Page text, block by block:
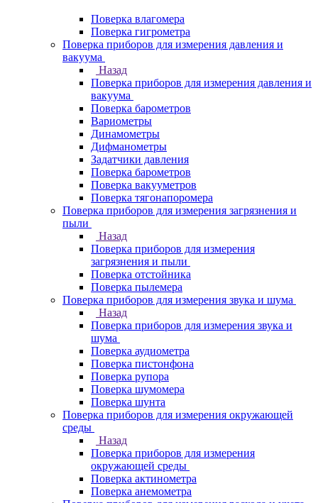
Поверка влагомера
Поверка гигрометра
Поверка приборов для измерения давления и
вакуума
Назад
Поверка приборов для измерения давления и
вакуума
Поверка барометров
Вариометры
Динамометры
Дифманометры
Задатчики давления
Поверка барометров
Поверка вакууметров
Поверка тягонапоромера
Поверка приборов для измерения загрязнения и
пыли
Назад
Поверка приборов для измерения
загрязнения и пыли
Поверка отстойника
Поверка пылемера
Поверка приборов для измерения звука и шума
Назад
Поверка приборов для измерения звука и
шума
Поверка аудиометра
Поверка пистонфона
Поверка рупора
Поверка шумомера
Поверка шунта
Поверка приборов для измерения окружающей
среды
Назад
Поверка приборов для измерения
окружающей среды
Поверка актинометра
Поверка анемометра